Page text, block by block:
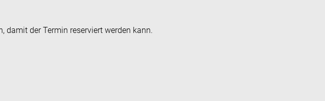
damit der Termin reserviert werden kann.